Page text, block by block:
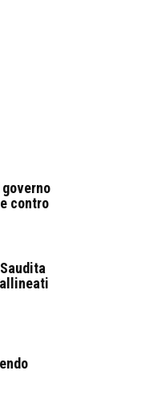
contro